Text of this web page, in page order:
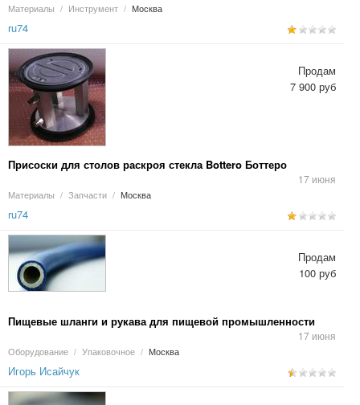
Материалы / Инструмент / Москва
ru74
Присоски для столов раскроя стекла Bottero Боттеро
17 июня
Материалы / Запчасти / Москва
Продам
7 900 руб
ru74
Пищевые шланги и рукава для пищевой промышленности
17 июня
Оборудование / Упаковочное / Москва
Продам
100 руб
Игорь Исайчук